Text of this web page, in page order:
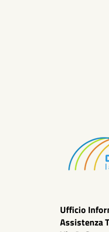
Ufficio
Assistenza